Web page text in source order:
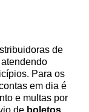
de
Para os
em dia é
e multas por